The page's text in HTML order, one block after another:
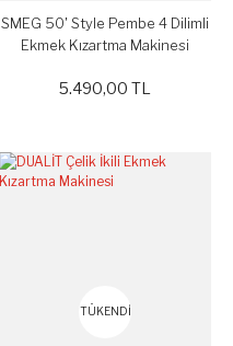
SMEG 50' Style Pembe 4 Dilimli
Ekmek Kızartma Makinesi
5.490,00 TL
TÜKENDİ